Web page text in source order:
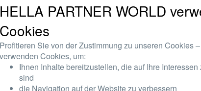
HELLA PARTNER WORLD
Cookies
Profitieren Sie von der Zustimmung zu unseren Cookies
verwenden Cookies, um:
Ihnen Inhalte bereitzustellen, die auf Ihre
sind
die Navigation auf der Website zu verbessern